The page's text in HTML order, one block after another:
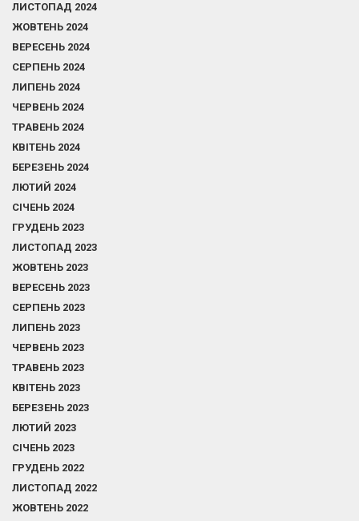
ЛИСТОПАД 2024
ЖОВТЕНЬ 2024
ВЕРЕСЕНЬ 2024
СЕРПЕНЬ 2024
ЛИПЕНЬ 2024
ЧЕРВЕНЬ 2024
ТРАВЕНЬ 2024
КВІТЕНЬ 2024
БЕРЕЗЕНЬ 2024
ЛЮТИЙ 2024
СІЧЕНЬ 2024
ГРУДЕНЬ 2023
ЛИСТОПАД 2023
ЖОВТЕНЬ 2023
ВЕРЕСЕНЬ 2023
СЕРПЕНЬ 2023
ЛИПЕНЬ 2023
ЧЕРВЕНЬ 2023
ТРАВЕНЬ 2023
КВІТЕНЬ 2023
БЕРЕЗЕНЬ 2023
ЛЮТИЙ 2023
СІЧЕНЬ 2023
ГРУДЕНЬ 2022
ЛИСТОПАД 2022
ЖОВТЕНЬ 2022